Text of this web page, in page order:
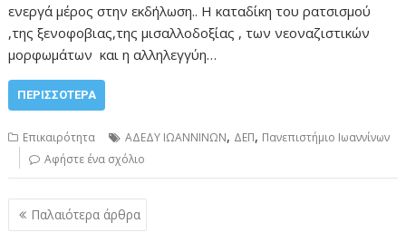
ενεργά μέρος στην εκδήλωση.. Η καταδίκη του ρατσισμού
,της ξενοφοβιας,της μισαλλοδοξίας , των νεοναζιστικών
μορφωμάτων και η αλληλεγγύη…
ΠΕΡΙΣΣΌΤΕΡΑ
Επικαιρότητα ΑΔΕΔΥ ΙΩΑΝΝΙΝΩΝ, ΔΕΠ, Πανεπιστήμιο Ιωαννίνων
Αφήστε ένα σχόλιο
Πλοήγηση
άρθρων
Παλαιότερα άρθρα